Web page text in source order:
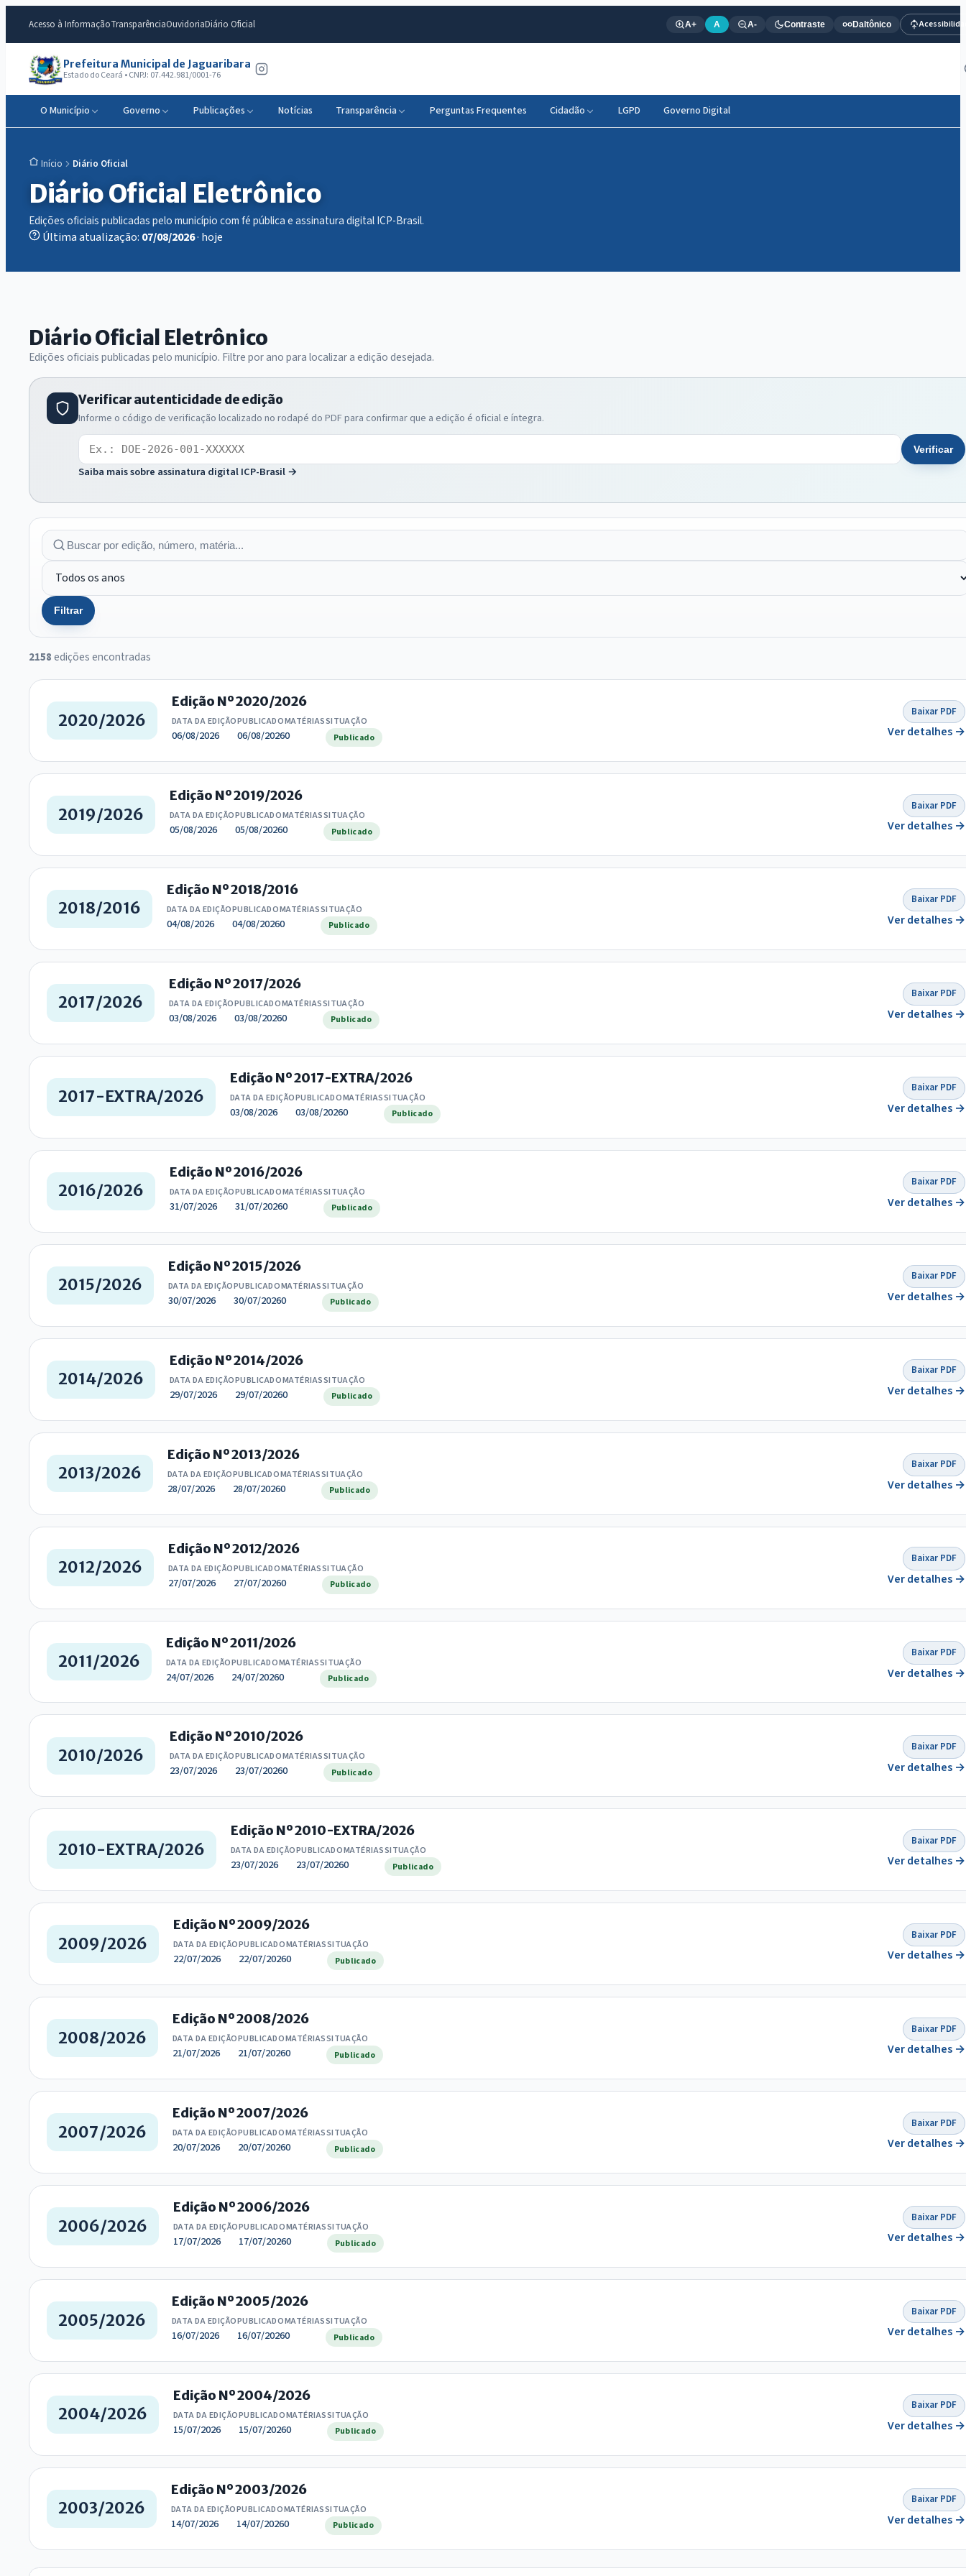
Acesso à InformaçãoTransparênciaOuvidoriaDiário Oficial A+ A A- Contraste Daltônico
Prefeitura Municipal de Jaguaribara
Estado do Ceará • CNPJ: 07.442.981/0001-76
O Município Governo Publicações Notícias Transparência Perguntas Frequentes Cidadão LGPD Governo Digital
Início Diário Oficial
Diário Oficial Eletrônico
Edições oficiais publicadas pelo município com fé pública e assinatura digital ICP-Brasil.
Última atualização: 07/08/2026· hoje
Diário Oficial Eletrônico
Edições oficiais publicadas pelo município. Filtre por ano para localizar a edição desejada.
Verificar autenticidade de edição
Informe o código de verificação localizado no rodapé do PDF para confirmar que a edição é oficial e íntegra.
Código de verificação Verificar
Saiba mais sobre assinatura digital ICP-Brasil →
Filtrar
2158edições encontradas
2020/2026
Edição Nº 2020/2026
DATA DA EDIÇÃO
06/08/2026
PUBLICADO
06/08/2026
MATÉRIAS
0
SITUAÇÃO
Publicado
Baixar PDF
Ver detalhes →
2019/2026
Edição Nº 2019/2026
DATA DA EDIÇÃO
05/08/2026
PUBLICADO
05/08/2026
MATÉRIAS
0
SITUAÇÃO
Publicado
Baixar PDF
Ver detalhes →
2018/2016
Edição Nº 2018/2016
DATA DA EDIÇÃO
04/08/2026
PUBLICADO
04/08/2026
MATÉRIAS
0
SITUAÇÃO
Publicado
Baixar PDF
Ver detalhes →
2017/2026
Edição Nº 2017/2026
DATA DA EDIÇÃO
03/08/2026
PUBLICADO
03/08/2026
MATÉRIAS
0
SITUAÇÃO
Publicado
Baixar PDF
Ver detalhes →
2017-EXTRA/2026
Edição Nº 2017-EXTRA/2026
DATA DA EDIÇÃO
03/08/2026
PUBLICADO
03/08/2026
MATÉRIAS
0
SITUAÇÃO
Publicado
Baixar PDF
Ver detalhes →
2016/2026
Edição Nº 2016/2026
DATA DA EDIÇÃO
31/07/2026
PUBLICADO
31/07/2026
MATÉRIAS
0
SITUAÇÃO
Publicado
Baixar PDF
Ver detalhes →
2015/2026
Edição Nº 2015/2026
DATA DA EDIÇÃO
30/07/2026
PUBLICADO
30/07/2026
MATÉRIAS
0
SITUAÇÃO
Publicado
Baixar PDF
Ver detalhes →
2014/2026
Edição Nº 2014/2026
DATA DA EDIÇÃO
29/07/2026
PUBLICADO
29/07/2026
MATÉRIAS
0
SITUAÇÃO
Publicado
Baixar PDF
Ver detalhes →
2013/2026
Edição Nº 2013/2026
DATA DA EDIÇÃO
28/07/2026
PUBLICADO
28/07/2026
MATÉRIAS
0
SITUAÇÃO
Publicado
Baixar PDF
Ver detalhes →
2012/2026
Edição Nº 2012/2026
DATA DA EDIÇÃO
27/07/2026
PUBLICADO
27/07/2026
MATÉRIAS
0
SITUAÇÃO
Publicado
Baixar PDF
Ver detalhes →
2011/2026
Edição Nº 2011/2026
DATA DA EDIÇÃO
24/07/2026
PUBLICADO
24/07/2026
MATÉRIAS
0
SITUAÇÃO
Publicado
Baixar PDF
Ver detalhes →
2010/2026
Edição Nº 2010/2026
DATA DA EDIÇÃO
23/07/2026
PUBLICADO
23/07/2026
MATÉRIAS
0
SITUAÇÃO
Publicado
Baixar PDF
Ver detalhes →
2010-EXTRA/2026
Edição Nº 2010-EXTRA/2026
DATA DA EDIÇÃO
23/07/2026
PUBLICADO
23/07/2026
MATÉRIAS
0
SITUAÇÃO
Publicado
Baixar PDF
Ver detalhes →
2009/2026
Edição Nº 2009/2026
DATA DA EDIÇÃO
22/07/2026
PUBLICADO
22/07/2026
MATÉRIAS
0
SITUAÇÃO
Publicado
Baixar PDF
Ver detalhes →
2008/2026
Edição Nº 2008/2026
DATA DA EDIÇÃO
21/07/2026
PUBLICADO
21/07/2026
MATÉRIAS
0
SITUAÇÃO
Publicado
Baixar PDF
Ver detalhes →
2007/2026
Edição Nº 2007/2026
DATA DA EDIÇÃO
20/07/2026
PUBLICADO
20/07/2026
MATÉRIAS
0
SITUAÇÃO
Publicado
Baixar PDF
Ver detalhes →
2006/2026
Edição Nº 2006/2026
DATA DA EDIÇÃO
17/07/2026
PUBLICADO
17/07/2026
MATÉRIAS
0
SITUAÇÃO
Publicado
Baixar PDF
Ver detalhes →
2005/2026
Edição Nº 2005/2026
DATA DA EDIÇÃO
16/07/2026
PUBLICADO
16/07/2026
MATÉRIAS
0
SITUAÇÃO
Publicado
Baixar PDF
Ver detalhes →
2004/2026
Edição Nº 2004/2026
DATA DA EDIÇÃO
15/07/2026
PUBLICADO
15/07/2026
MATÉRIAS
0
SITUAÇÃO
Publicado
Baixar PDF
Ver detalhes →
2003/2026
Edição Nº 2003/2026
DATA DA EDIÇÃO
14/07/2026
PUBLICADO
14/07/2026
MATÉRIAS
0
SITUAÇÃO
Publicado
Baixar PDF
Ver detalhes →